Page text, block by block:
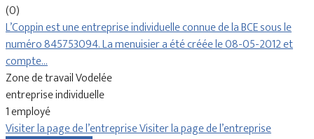
(0)
L’Coppin est une entreprise individuelle connue de la BCE sous le
numéro 845753094. La menuisier a été créée le 08-05-2012 et
compte…
Zone de travail Vodelée
entreprise individuelle
1 employé
Visiter la page de l’entrepriseVisiter la page de l’entreprise